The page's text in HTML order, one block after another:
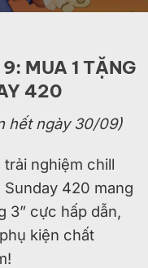
MUA 1 TẶNG
420
hết ngày 30/09)
trải nghiệm chill
Sunday 420 mang
3” cực hấp dẫn,
kiện chất